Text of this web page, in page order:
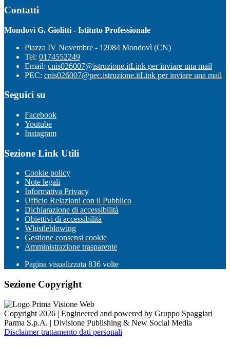
Contatti
Mondovì G. Giolitti - Istituto Professionale
Piazza IV Novembre - 12084 Mondovì (CN)
Tel: 0174552249
Email: cnis026007@istruzione.itLink per inviare una mail
PEC: cnis026007@pec.istruzione.itLink per inviare una mail
Seguici su
Facebook
Youtube
Instagram
Sezione Link Utili
Cookie policy
Note legali
Informativa Privacy
Ufficio Relazioni con il Pubblico
Dichiarazione di accessibilità
Obiettivi di accessibilità
Whistleblowing
Gestione consensi cookie
Amministrazione trasparente
Pagina visualizzata 836 volte
Sezione Copyright
Copyright 2026 | Engineered and powered by Gruppo Spaggiari
Parma S.p.A. | Divisione Publishing & New Social Media
Disclaimer trattamento dati personali